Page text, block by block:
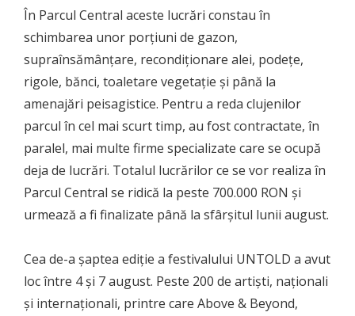
În Parcul Central aceste lucrări constau în
schimbarea unor porțiuni de gazon,
supraînsămânțare, recondiționare alei, podețe,
rigole, bănci, toaletare vegetație și până la
amenajări peisagistice. Pentru a reda clujenilor
parcul în cel mai scurt timp, au fost contractate, în
paralel, mai multe firme specializate care se ocupă
deja de lucrări. Totalul lucrărilor ce se vor realiza în
Parcul Central se ridică la peste 700.000 RON și
urmează a fi finalizate până la sfârșitul lunii august.
Cea de-a șaptea ediție a festivalului UNTOLD a avut
loc între 4 și 7 august. Peste 200 de artiști, naționali
și internaționali, printre care Above & Beyond,